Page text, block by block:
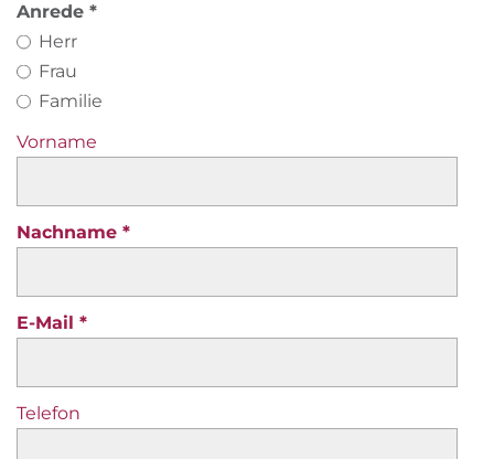
Anrede
Herr
Frau
Familie
Vorname
Nachname
E-Mail
Telefon